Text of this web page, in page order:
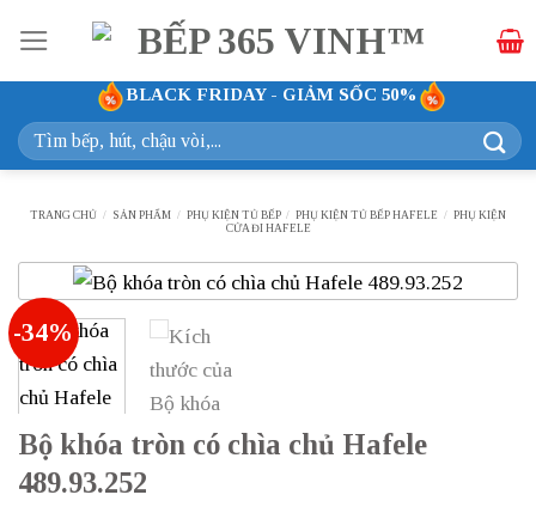
qua
nội
dung
BLACK FRIDAY - GIẢM SỐC 50%
Tìm
kiếm:
TRANG CHỦ / SẢN PHẨM / PHỤ KIỆN TỦ BẾP / PHỤ KIỆN TỦ BẾP HAFELE / PHỤ KIỆN
CỬA ĐI HAFELE
-34%
Bộ khóa tròn có chìa chủ Hafele
489.93.252